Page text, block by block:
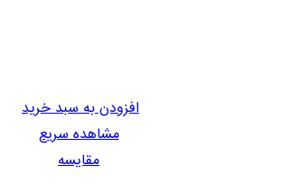
افزودن به سبد خرید
مشاهده سریع
مقایسه